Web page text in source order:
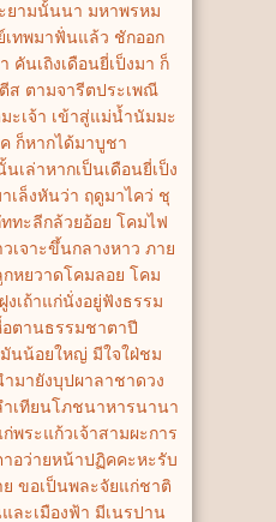
ยามนั้นนา มหาพรหม
เทพมาฟั่นแล้ว ชักออก
คันเถิงเดือนยี่เป็งมา ก็
ส ตามจารีตประเพณี
ะเจ้า เข้าสู่แม่น้ำนัมมะ
ก็หากได้มาบูชา
เล่าหากเป็นเดือนยี่เป็ง
เล็งหันว่า ฤดูมาไคว่ ชุ
ทะลีกล้วยอ้อย โคมไฟ
เจาะขึ้นกลางหาว ภาย
หยวาดโคมลอย โคม
เถ้าแก่นั่งอยู่ฟังธรรม
ตานธรรมชาตาปี
นน้อยใหญ่ มีใจใฝ่ชม
มายังบุปผาลาชาดวง
เทียนโภชนาหารนานา
พระแก้วเจ้าสามผะการ
อว่ายหน้าปฏิคคะหะรับ
ย ขอเป็นพละจัยแก่ชาติ
ละเมืองฟ้า มีเนรปาน